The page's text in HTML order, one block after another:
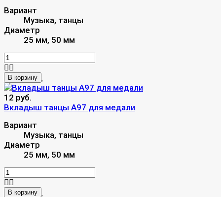
Вариант
Музыка, танцы
Диаметр
25 мм, 50 мм
В корзину
12 руб.
Вкладыш танцы A97 для медали
Вариант
Музыка, танцы
Диаметр
25 мм, 50 мм
В корзину